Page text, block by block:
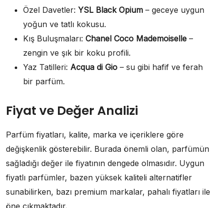
Özel Davetler: YSL Black Opium – geceye uygun
yoğun ve tatlı kokusu.
Kış Buluşmaları: Chanel Coco Mademoiselle –
zengin ve şık bir koku profili.
Yaz Tatilleri: Acqua di Gio – su gibi hafif ve ferah
bir parfüm.
Fiyat ve Değer Analizi
Parfüm fiyatları, kalite, marka ve içeriklere göre
değişkenlik gösterebilir. Burada önemli olan, parfümün
sağladığı değer ile fiyatının dengede olmasıdır. Uygun
fiyatlı parfümler, bazen yüksek kaliteli alternatifler
sunabilirken, bazı premium markalar, pahalı fiyatları ile